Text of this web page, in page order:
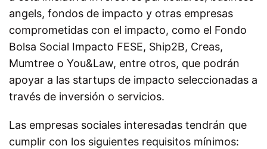
angels, fondos de impacto y otras empresas
comprometidas con el impacto, como el Fondo
Bolsa Social Impacto FESE, Ship2B, Creas,
Mumtree o You&Law, entre otros, que podrán
apoyar a las startups de impacto seleccionadas a
través de inversión o servicios.
Las empresas sociales interesadas tendrán que
cumplir con los siguientes requisitos mínimos: